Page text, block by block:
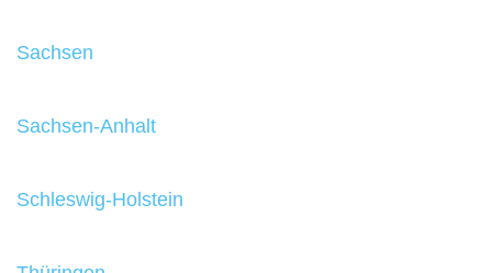
Sachsen
Sachsen-Anhalt
Schleswig-Holstein